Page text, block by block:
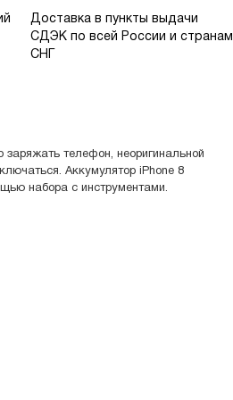
Доставка в пункты выдачи
СДЭК по всей России и странам
СНГ
заряжать телефон, неоригинальной
Аккумулятор iPhone 8
набора с инструментами.